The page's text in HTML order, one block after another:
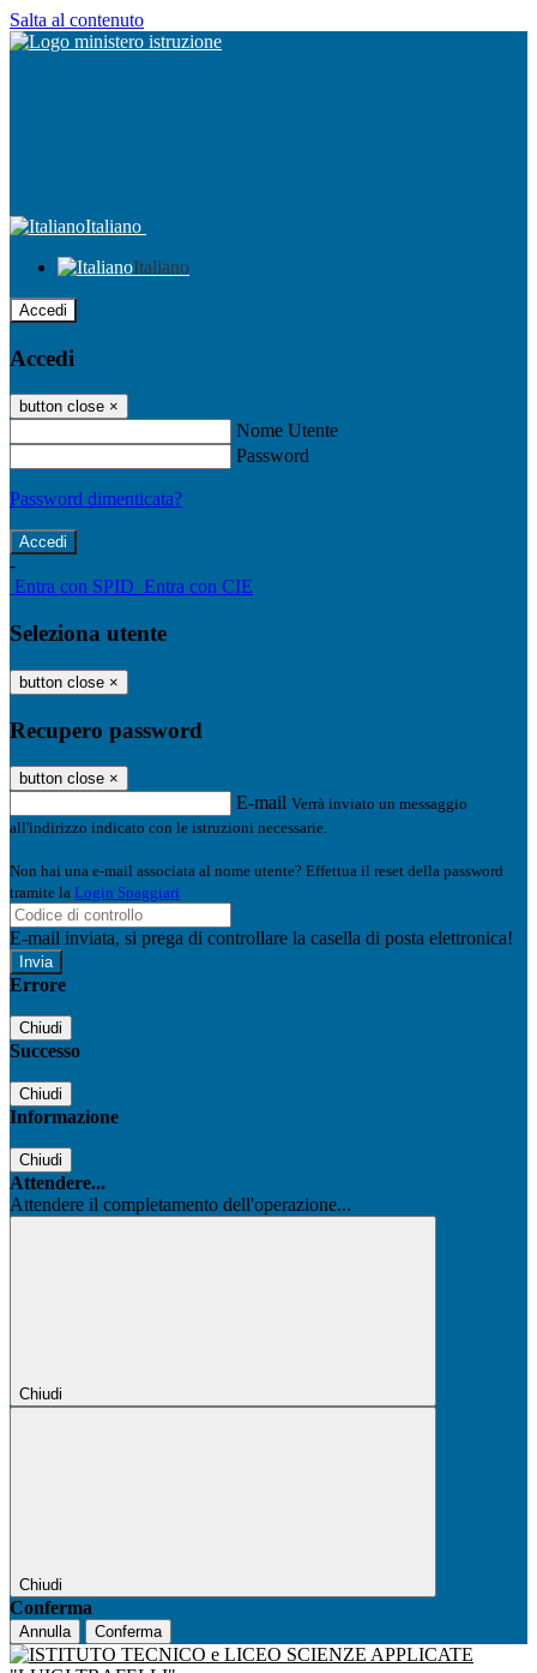
Salta al contenuto
Italiano
Italiano
Accedi
Accedi
button close ×
Nome Utente
Password
Password dimenticata?
-
Entra con SPID Entra con CIE
Seleziona utente
button close ×
Recupero password
button close ×
E-mail Verrà inviato un messaggio
all'indirizzo indicato con le istruzioni necessarie.
Non hai una e-mail associata al nome utente? Effettua il reset della password
tramite la Login Spaggiari
E-mail inviata, si prega di controllare la casella di posta elettronica!
Errore
Chiudi
Successo
Chiudi
Informazione
Chiudi
Attendere...
Attendere il completamento dell'operazione...
Chiudi
Chiudi
Conferma
Annulla Conferma